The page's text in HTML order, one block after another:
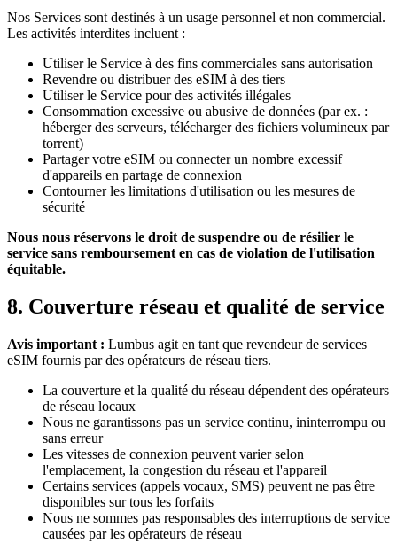
Nos Services sont destinés à un usage personnel et non commercial.
Les activités interdites incluent :
Utiliser le Service à des fins commerciales sans autorisation
Revendre ou distribuer des eSIM à des tiers
Utiliser le Service pour des activités illégales
Consommation excessive ou abusive de données (par ex. :
héberger des serveurs, télécharger des fichiers volumineux par
torrent)
Partager votre eSIM ou connecter un nombre excessif
d'appareils en partage de connexion
Contourner les limitations d'utilisation ou les mesures de
sécurité
Nous nous réservons le droit de suspendre ou de résilier le
service sans remboursement en cas de violation de l'utilisation
équitable.
8. Couverture réseau et qualité de service
Avis important : Lumbus agit en tant que revendeur de services
eSIM fournis par des opérateurs de réseau tiers.
La couverture et la qualité du réseau dépendent des opérateurs
de réseau locaux
Nous ne garantissons pas un service continu, ininterrompu ou
sans erreur
Les vitesses de connexion peuvent varier selon
l'emplacement, la congestion du réseau et l'appareil
Certains services (appels vocaux, SMS) peuvent ne pas être
disponibles sur tous les forfaits
Nous ne sommes pas responsables des interruptions de service
causées par les opérateurs de réseau